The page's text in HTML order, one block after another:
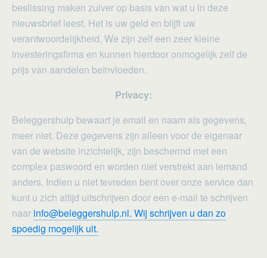
beslissing maken zuiver op basis van wat u in deze
nieuwsbrief leest. Het is uw geld en blijft uw
verantwoordelijkheid. We zijn zelf een zeer kleine
investeringsfirma en kunnen hierdoor onmogelijk zelf de
prijs van aandelen beïnvloeden.
Privacy:
Beleggershulp bewaart je email en naam als gegevens,
meer niet. Deze gegevens zijn alleen voor de eigenaar
van de website inzichtelijk, zijn beschermd met een
complex paswoord en worden niet verstrekt aan iemand
anders. Indien u niet tevreden bent over onze service dan
kunt u zich altijd uitschrijven door een e-mail te schrijven
naar info@beleggershulp.nl. Wij schrijven u dan zo
spoedig mogelijk uit.